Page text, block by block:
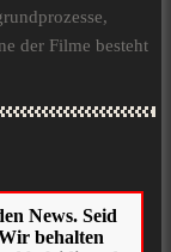
der Filme besteht